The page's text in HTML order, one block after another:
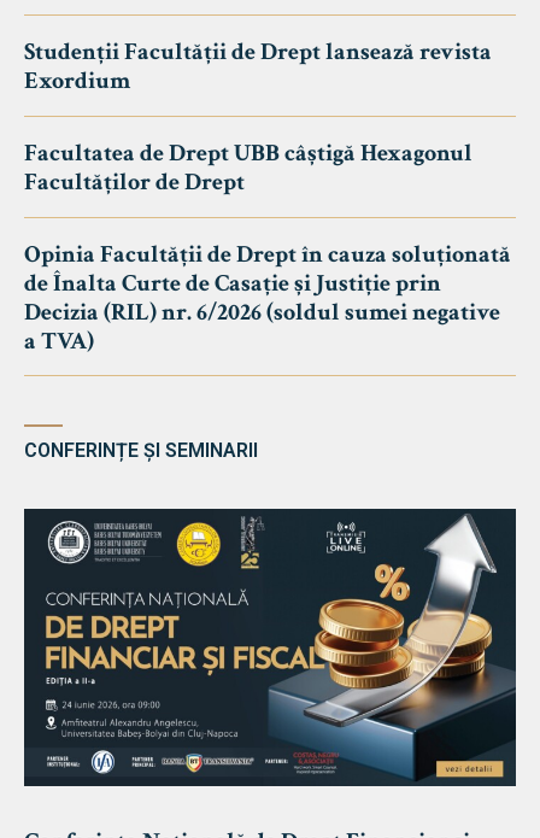
Studenții Facultății de Drept lansează revista
Exordium
Facultatea de Drept UBB câștigă Hexagonul
Facultăților de Drept
Opinia Facultății de Drept în cauza soluționată
de Înalta Curte de Casație și Justiție prin
Decizia (RIL) nr. 6/2026 (soldul sumei negative
a TVA)
CONFERINȚE ȘI SEMINARII